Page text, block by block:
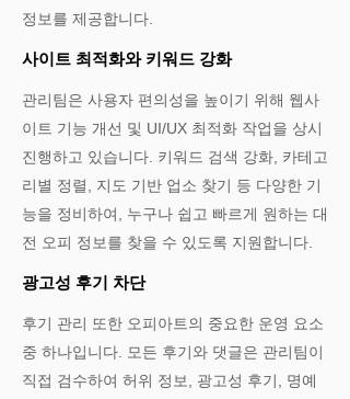
정보를 제공합니다.
사이트 최적화와 키워드 강화
관리팀은 사용자 편의성을 높이기 위해 웹사
이트 기능 개선 및 UI/UX 최적화 작업을 상시
진행하고 있습니다. 키워드 검색 강화, 카테고
리별 정렬, 지도 기반 업소 찾기 등 다양한 기
능을 정비하여, 누구나 쉽고 빠르게 원하는 대
전 오피 정보를 찾을 수 있도록 지원합니다.​
광고성 후기 차단
후기 관리 또한 오피아트의 중요한 운영 요소
중 하나입니다. 모든 후기와 댓글은 관리팀이
직접 검수하여 허위 정보, 광고성 후기, 명예